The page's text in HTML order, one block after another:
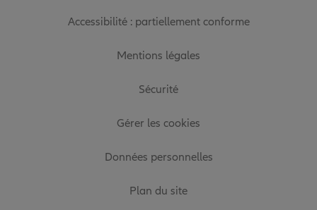
Accessibilité : partiellement conforme
Mentions légales
Sécurité
Gérer les cookies
Données personnelles
Plan du site